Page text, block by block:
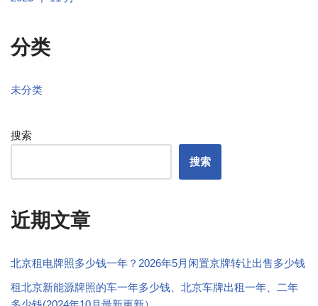
分类
未分类
搜索
搜索
近期文章
北京租电牌照多少钱一年？2026年5月闲置京牌转让出售多少钱
租北京新能源牌照的车一年多少钱、北京车牌出租一年、二年